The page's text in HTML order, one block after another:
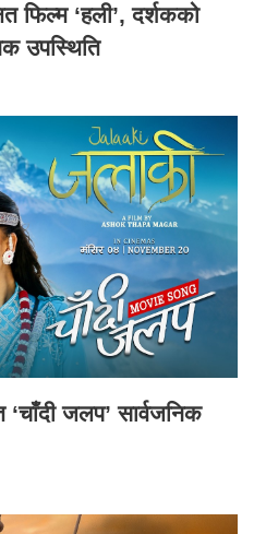
फिल्म ‘हली’, दर्शकको
उपस्थिति
‘चाँदी जलप’ सार्वजनिक